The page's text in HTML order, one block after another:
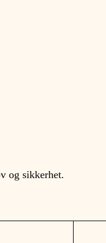
og sikkerhet.